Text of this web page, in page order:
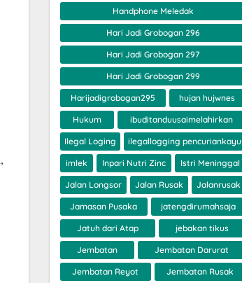
Handphone Meledak
Hari Jadi Grobogan 296
Hari Jadi Grobogan 297
Hari Jadi Grobogan 299
Harijadigrobogan295 hujan hujwnes
Hukum ibuditanduusaimelahirkan
Ilegal Loging ilegallogging pencuriankayu
imlek Inpari Nutri Zinc Istri Meninggal
Jalan Longsor Jalan Rusak Jalanrusak
Jamasan Pusaka jatengdirumahsaja
Jatuh dari Atap jebakan tikus
Jembatan Jembatan Darurat
Jembatan Reyot Jembatan Rusak